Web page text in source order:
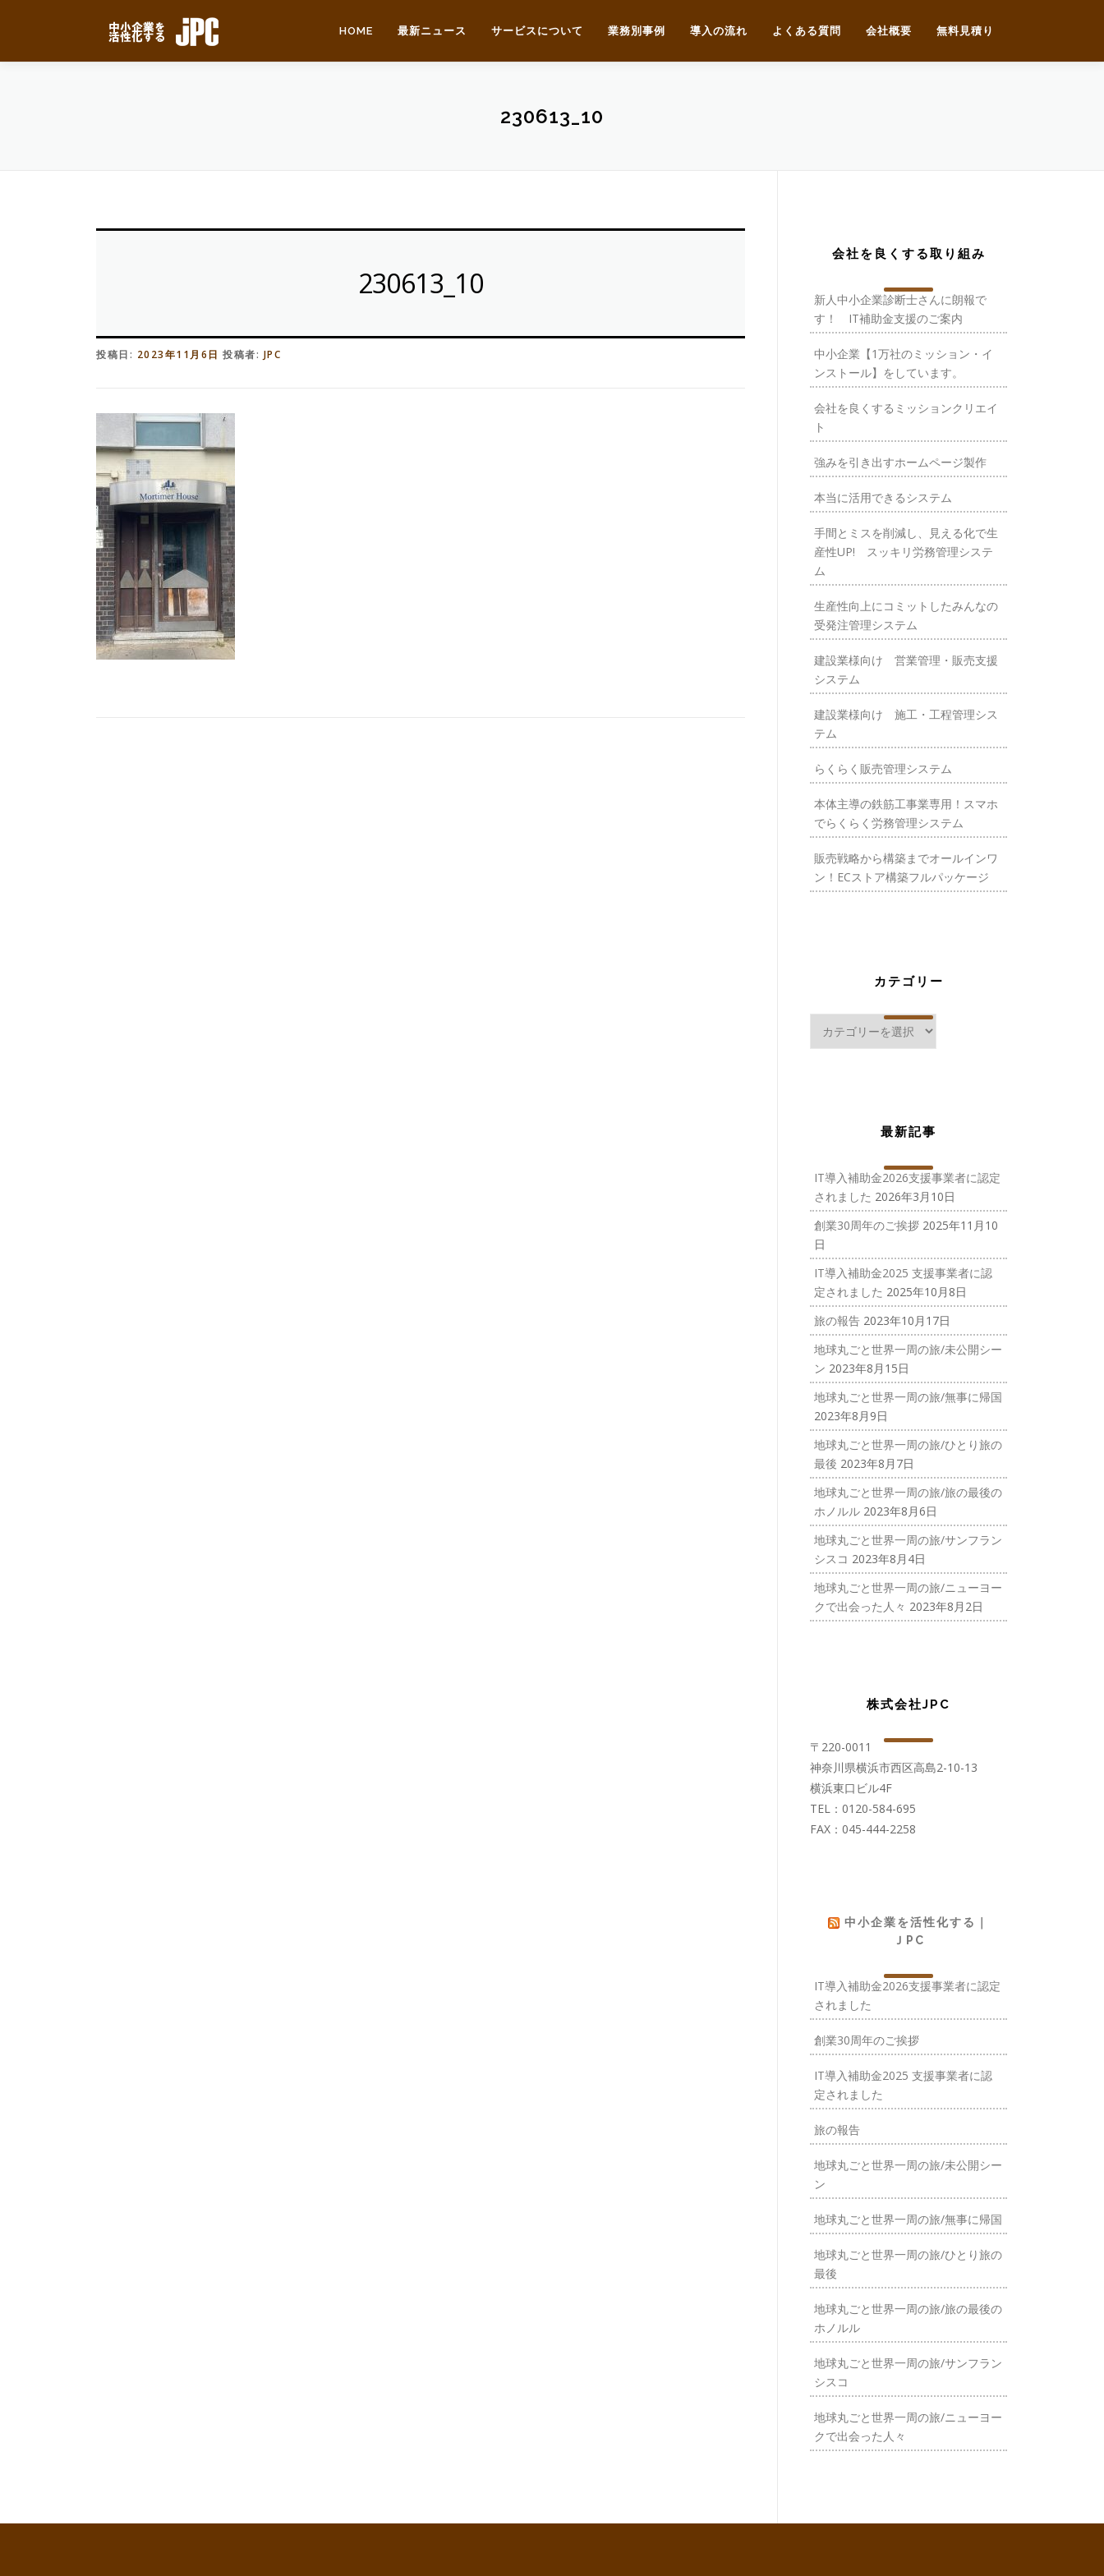
ン
HOME 最新ニュース サービスについて 業務別事例 導入の流れ よくある質問 会社概要 無料見積り
230613_10
230613_10
投稿日: 2023年11月6日 投稿者: JPC
会社を良くする取り組み
新人中小企業診断士さんに朗報で
す！ IT補助金支援のご案内
中小企業【1万社のミッション・イ
ンストール】をしています。
会社を良くするミッションクリエイ
ト
強みを引き出すホームページ製作
本当に活用できるシステム
手間とミスを削減し、見える化で生
産性UP! スッキリ労務管理システ
ム
生産性向上にコミットしたみんなの
受発注管理システム
建設業様向け 営業管理・販売支援
システム
建設業様向け 施工・工程管理シス
テム
らくらく販売管理システム
本体主導の鉄筋工事業専用！スマホ
でらくらく労務管理システム
販売戦略から構築までオールインワ
ン！ECストア構築フルパッケージ
カテゴリー
最新記事
IT導入補助金2026支援事業者に認定
されました 2026年3月10日
創業30周年のご挨拶 2025年11月10
日
IT導入補助金2025 支援事業者に認
定されました 2025年10月8日
旅の報告 2023年10月17日
地球丸ごと世界一周の旅/未公開シー
ン 2023年8月15日
地球丸ごと世界一周の旅/無事に帰国
2023年8月9日
地球丸ごと世界一周の旅/ひとり旅の
最後 2023年8月7日
地球丸ごと世界一周の旅/旅の最後の
ホノルル 2023年8月6日
地球丸ごと世界一周の旅/サンフラン
シスコ 2023年8月4日
地球丸ごと世界一周の旅/ニューヨー
クで出会った人々 2023年8月2日
株式会社JPC
〒220-0011
神奈川県横浜市西区高島2-10-13
横浜東口ビル4F
TEL：0120-584-695
FAX：045-444-2258
中小企業を活性化する｜
ＪPC
IT導入補助金2026支援事業者に認定
されました
創業30周年のご挨拶
IT導入補助金2025 支援事業者に認
定されました
旅の報告
地球丸ごと世界一周の旅/未公開シー
ン
地球丸ごと世界一周の旅/無事に帰国
地球丸ごと世界一周の旅/ひとり旅の
最後
地球丸ごと世界一周の旅/旅の最後の
ホノルル
地球丸ごと世界一周の旅/サンフラン
シスコ
地球丸ごと世界一周の旅/ニューヨー
クで出会った人々